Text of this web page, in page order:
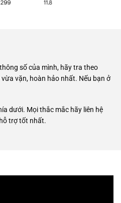
số của mình, hãy tra theo
vặn, hoàn hảo nhất. Nếu bạn ở
dưới. Mọi thắc mắc hãy liên hệ
trợ tốt nhất.